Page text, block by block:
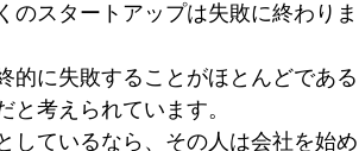
のスタートアップは失敗に終わりま
的に失敗することがほとんどである
考えられています。
しているなら、その人は会社を始め